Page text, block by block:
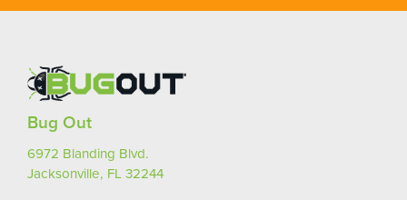
Bug Out
6972 Blanding Blvd.
Jacksonville, FL 32244